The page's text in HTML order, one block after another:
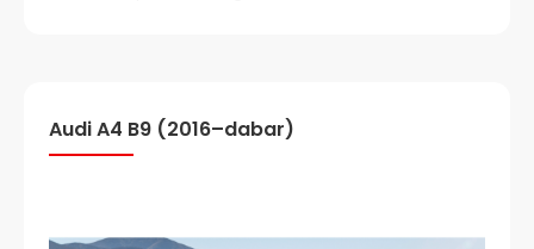
Audi A4 B9 (2016–dabar)